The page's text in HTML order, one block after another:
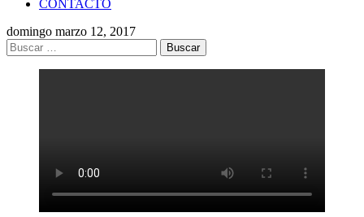
CONTACTO
domingo marzo 12, 2017
Buscar: